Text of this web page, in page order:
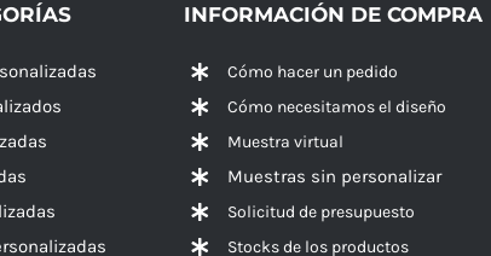
INFORMACIÓN DE COMPRA
Cómo hacer un pedido
Cómo necesitamos el diseño
Muestra virtual
Muestras sin personalizar
Solicitud de presupuesto
Stocks de los productos